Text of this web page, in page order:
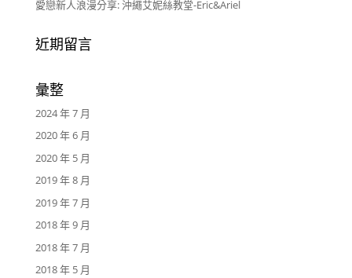
愛戀新人浪漫分享: 沖繩艾妮絲教堂-Eric&Ariel
近期留言
彙整
2024 年 7 月
2020 年 6 月
2020 年 5 月
2019 年 8 月
2019 年 7 月
2018 年 9 月
2018 年 7 月
2018 年 5 月